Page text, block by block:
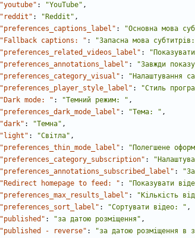
"youtube" : "YouTube" ,
"reddit" : "Reddit" ,
"preferences_captions_label" : "Основна мова
"Fallback captions: " : "Запасна мова
"preferences_related_videos_label" :
"preferences_annotations_label" : "Завжди
"preferences_category_visual" : "Налаштування
"preferences_player_style_label" : "Стиль
"Dark mode: " : "Темний режим: " ,
"preferences_dark_mode_label" : "Тема: " ,
"dark" : "Темна" ,
"light" : "Світла" ,
"preferences_thin_mode_label" : "Полегшене
"preferences_category_subscription" :
"preferences_annotations_subscribed_label" :
"Redirect homepage to feed: " : "Показувати
"preferences_max_results_label" : "Кількість
"preferences_sort_label" : "Сортувати відео: " ,
"published" : "за датою розміщення" ,
"published - reverse" : "за датою розміщення в